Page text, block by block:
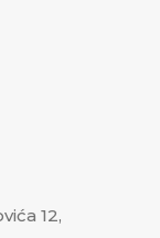
12,